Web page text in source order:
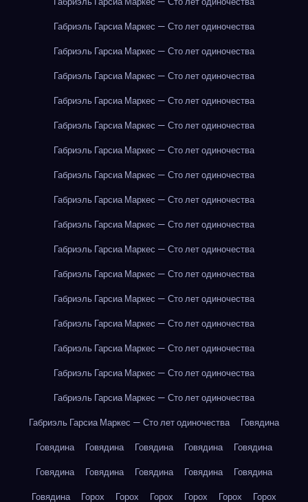
Габриэль Гарсиа Маркес — Сто лет одиночества
Габриэль Гарсиа Маркес — Сто лет одиночества
Габриэль Гарсиа Маркес — Сто лет одиночества
Габриэль Гарсиа Маркес — Сто лет одиночества
Габриэль Гарсиа Маркес — Сто лет одиночества
Габриэль Гарсиа Маркес — Сто лет одиночества
Габриэль Гарсиа Маркес — Сто лет одиночества
Габриэль Гарсиа Маркес — Сто лет одиночества
Габриэль Гарсиа Маркес — Сто лет одиночества
Габриэль Гарсиа Маркес — Сто лет одиночества
Габриэль Гарсиа Маркес — Сто лет одиночества
Габриэль Гарсиа Маркес — Сто лет одиночества
Габриэль Гарсиа Маркес — Сто лет одиночества
Габриэль Гарсиа Маркес — Сто лет одиночества
Габриэль Гарсиа Маркес — Сто лет одиночества
Габриэль Гарсиа Маркес — Сто лет одиночества
Габриэль Гарсиа Маркес — Сто лет одиночества
Говядина
Говядина
Говядина Говядина Говядина
Говядина
Говядина
Говядина Говядина Говядина
Говядина
Говядина
Горох Горох Горох Горох Горох
Горох